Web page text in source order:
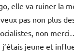
elle va ruiner la
pas non plus
non
jeune et